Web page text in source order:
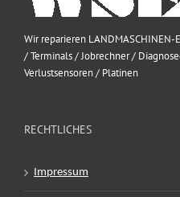
Wir reparieren
/ Terminals / Jobrechner /
Verlustsensoren / Platinen
RECHTLICHES
Impressum